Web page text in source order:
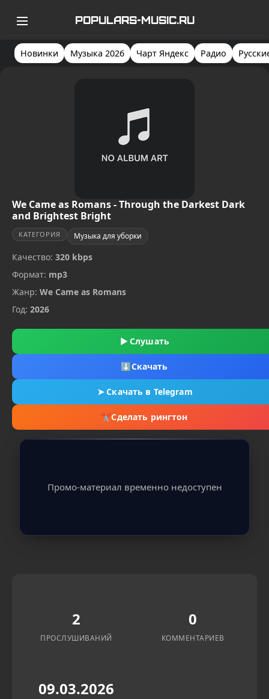
POPULARS-MUSIC.RU
Новинки Музыка 2026 Чарт Яндекс Радио
We Came as Romans - Through the Darkest Dark
and Brightest Bright
КАТЕГОРИЯ Музыка для уборки
Качество: 320 kbps
Формат: mp3
Жанр: We Came as Romans
Год: 2026
▶ Слушать
⬇Скачать
➤Скачать в Telegram
✂Сделать рингтон
Промо-материал временно недоступен
2
ПРОСЛУШИВАНИЙ
0
КОММЕНТАРИЕВ
09.03.2026